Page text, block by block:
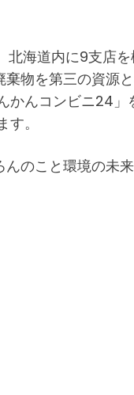
海道内に9支店
物を第三の資源
んコンビニ24
。
のこと環境の未